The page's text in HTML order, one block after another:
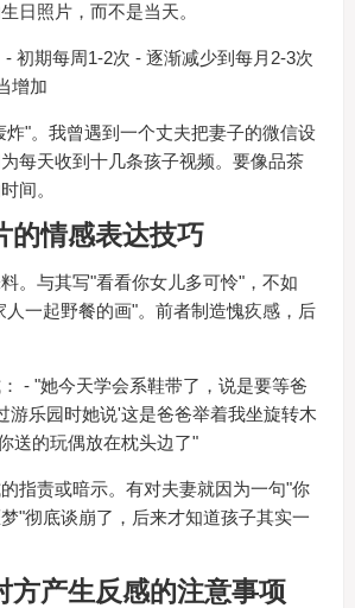
日照片，而不是当天。
初期每周1-2次 - 逐渐减少到每月2-3次
增加
炸"。我曾遇到一个丈夫把妻子的微信设
每天收到十几条孩子视频。要像品茶
间。
的情感表达技巧
。与其写"看看你女儿多可怜"，不如
人一起野餐的画"。前者制造愧疚感，后
- "她今天学会系鞋带了，说是要等爸
游乐园时她说'这是爸爸举着我坐旋转木
送的玩偶放在枕头边了"
指责或暗示。有对夫妻就因为一句"你
"彻底谈崩了，后来才知道孩子其实一
方产生反感的注意事项